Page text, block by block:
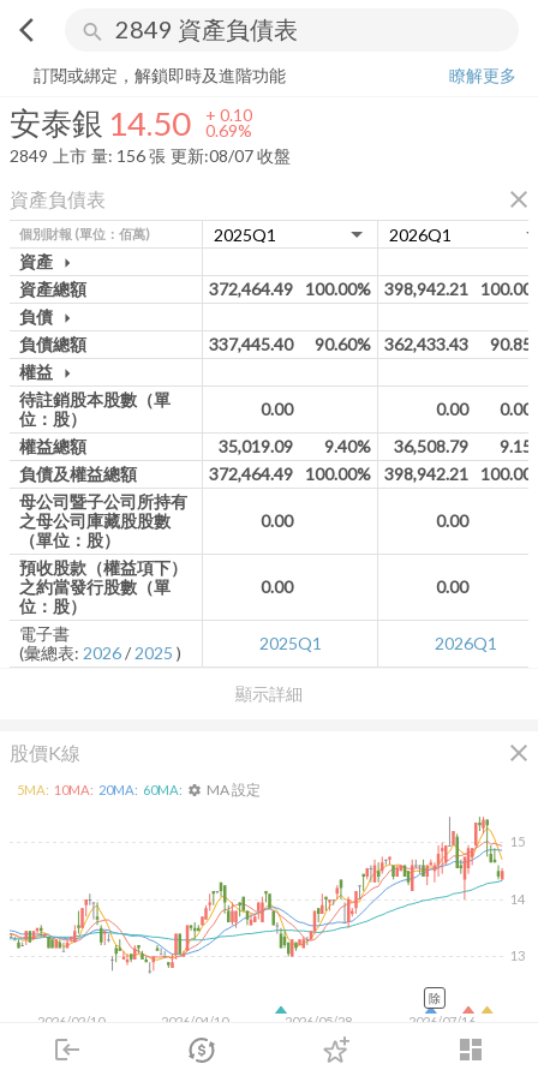
arrow_back_ios search
login dashboard
市場 登入
安泰銀 14.50 + 0.69%
訂閱或綁定，解鎖即時及進階功能
瞭解更多
安泰銀 14.50 + 0.10
0.69%
2849
上市 量: 156張 更新:08/07 收盤
資產負債表 close
顯示詳細
個別財報 (單位：佰萬)
資產 arrow_drop_down
資產總額 372,464.49 100.00% 398,942.21
負債 arrow_drop_down
負債總額 337,445.40 90.60% 362,433.43
權益 arrow_drop_down
待註銷股本股數（單
位：股）
0.00 0.00
權益總額
35,019.09 9.40% 36,508.79
負債及權益總額
372,464.49 100.00% 398,942.21
母公司暨子公司所持有
之母公司庫藏股股數
（單位：股）
0.00 0.00
預收股款（權益項下）
之約當發行股數（單
位：股）
0.00 0.00
電子書
(彙總表: 2026/ 2025 ) 2025Q1 2026Q1
股價K線 close
2026/02/10 2026/04/10 2026/05/28 2026/07/16
13
14
15
5MA: 10MA: 20MA: 60MA: settings MA 設定
除